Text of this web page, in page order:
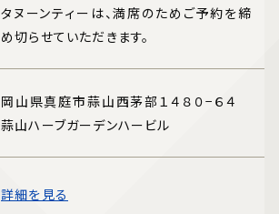
タヌーンティーは、満席のためご予約を締
め切らせていただきます。
岡山県真庭市蒜山西茅部１４８０−６４
蒜山ハーブガーデンハービル
詳細を見る